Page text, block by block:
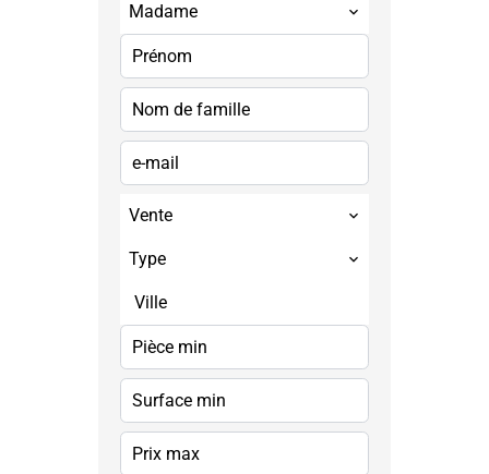
Madame
Vente
Type
Ville